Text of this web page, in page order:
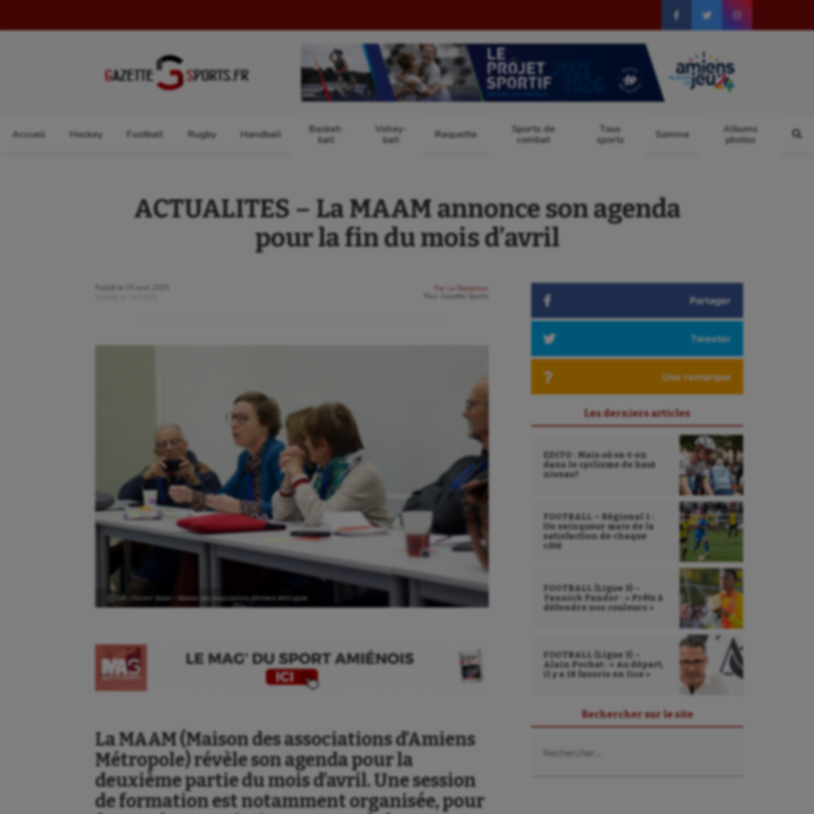
Accueil Hockey Football Rugby Handball
Basket-
ball
Volley-
ball
Raquette
Sports de
combat
Tous
sports
Somme
Albums
photos
ACTUALITES – La MAAM annonce son agenda
pour la fin du mois d’avril
Publié le
15 avril 2025
Par
La Rédaction
Gazette Sports
Ⓒ DR – Florent Velain – Maison des Associations d’Amiens Métropole
La MAAM (Maison des associations d’Amiens
Métropole) révèle son agenda pour la
deuxième partie du mois d’avril. Une session
de formation est notamment organisée, pour
Partager
Tweeter
Une remarque
Les derniers articles
EDITO : Mais où va-t-on
dans le cyclisme de haut
niveau?
FOOTBALL – Régional 1 :
Un vainqueur mais de la
satisfaction de chaque
côté
FOOTBALL (Ligue 3) –
Yannick Pandor : « Prêts à
défendre nos couleurs »
FOOTBALL (Ligue 3) –
Alain Pochat : « Au départ,
il y a 18 favoris en lice »
Rechercher sur le site